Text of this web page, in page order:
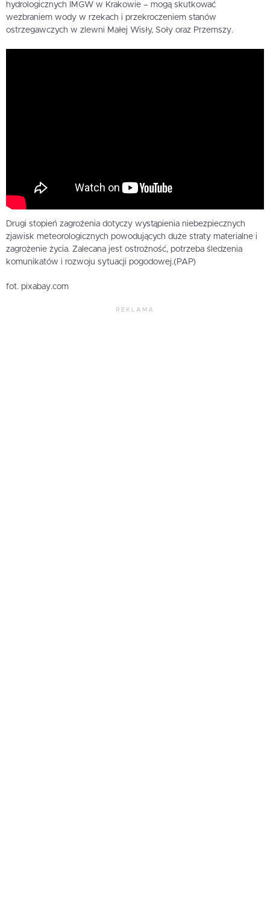
hydrologicznych IMGW w Krakowie – mogą skutkować
wezbraniem wody w rzekach i przekroczeniem stanów
ostrzegawczych w zlewni Małej Wisły, Soły oraz Przemszy.
Drugi stopień zagrożenia dotyczy wystąpienia niebezpiecznych
zjawisk meteorologicznych powodujących duże straty materialne i
zagrożenie życia. Zalecana jest ostrożność, potrzeba śledzenia
komunikatów i rozwoju sytuacji pogodowej.(PAP)
fot. pixabay.com
REKLAMA